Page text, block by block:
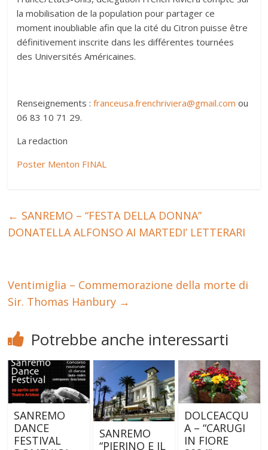
la mobilisation de la population pour partager ce
moment inoubliable afin que la cité du Citron puisse être
définitivement inscrite dans les différentes tournées
des Universités Américaines.
Renseignements :franceusa.frenchriviera@gmail.com ou
06 83 10 71 29.
La redaction
Poster Menton FINAL
← SANREMO – “FESTA DELLA DONNA”
DONATELLA ALFONSO AI MARTEDI’ LETTERARI
Ventimiglia – Commemorazione della morte di
Sir. Thomas Hanbury →
Potrebbe anche interessarti
SANREMO
DANCE
FESTIVAL
SANREMO
“PIERINO E IL
DOLCEACQU
A – “CARUGI
IN FIORE